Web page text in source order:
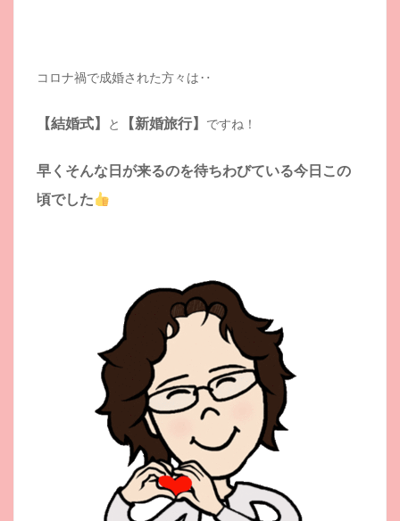
コロナ禍で成婚された方々は‥
【結婚式】 と 【新婚旅行】 ですね！
早くそんな日が来るのを待ちわびている今日この
頃でした